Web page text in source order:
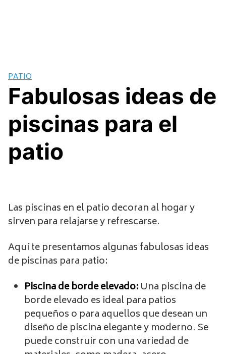
PATIO
Fabulosas ideas de
piscinas para el
patio
Las piscinas en el patio decoran al hogar y
sirven para relajarse y refrescarse.
Aquí te presentamos algunas fabulosas ideas
de piscinas para patio:
Piscina de borde elevado:Una piscina de
borde elevado es ideal para patios
pequeños o para aquellos que desean un
diseño de piscina elegante y moderno. Se
puede construir con una variedad de